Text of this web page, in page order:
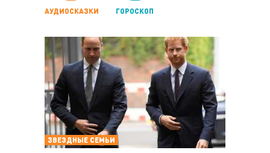
АУДИОСКАЗКИ ГОРОСКОП
ЗВЕЗДНЫЕ СЕМЬИ